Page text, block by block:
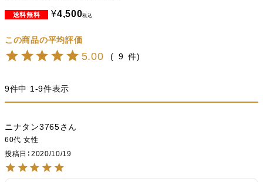
¥4,500税込
5.00 9
9件中 1-9件表示
ニナタン3765
60代 女性
投稿日
2020/10/19